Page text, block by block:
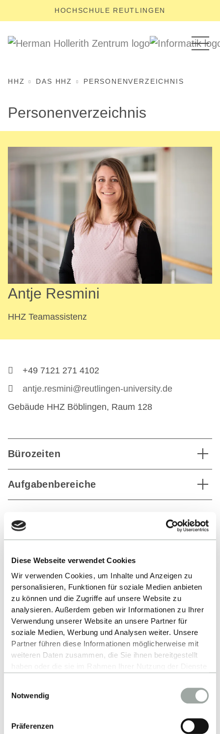
Diese Webseite verwendet Cookies
Wir verwenden Cookies, um Inhalte und Anzeigen zu
personalisieren, Funktionen für soziale Medien anbieten
zu können und die Zugriffe auf unsere Website zu
analysieren. Außerdem geben wir Informationen zu Ihrer
Verwendung unserer Website an unsere Partner für
soziale Medien, Werbung und Analysen weiter. Unsere
Partner führen diese Informationen möglicherweise mit
weiteren Daten zusammen, die Sie ihnen bereitgestellt
Alles zum Thema Cookies und personenbezogene
Datenverarbeitung entnehmen Sie unserer
Notwendig
Präferenzen
HOCHSCHULE REUTLINGEN
HHZ DAS HHZ PERSONENVERZEICHNIS
Personenverzeichnis
Antje Resmini
HHZ Teamassistenz
+49 7121 271 4102
antje.resmini@reutlingen-university.de
Gebäude HHZ Böblingen, Raum 128
Bürozeiten
Aufgabenbereiche
ZURÜCK ZUR LISTE
Nach oben